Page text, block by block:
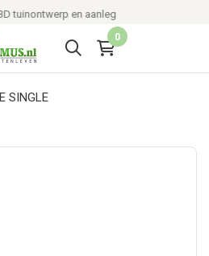
tuinontwerp en aanleg
0
SINGLE